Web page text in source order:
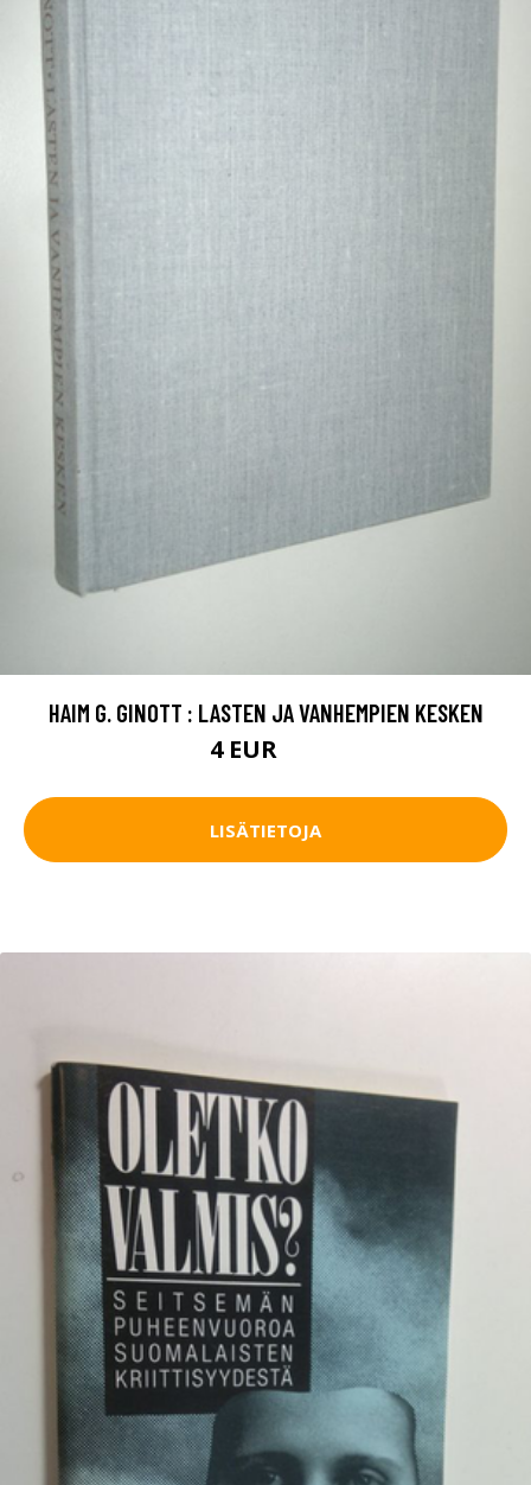
HAIM G. GINOTT : LASTEN JA VANHEMPIEN KESKEN
4 EUR
LISÄTIETOJA